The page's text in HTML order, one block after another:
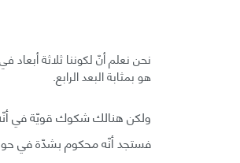
نحن نعلم أنّ لكوننا ثلاثة أبعاد
هو بمثابة البعد الرابع.
ولكن هنالك شكوك قويّة في
فستجد أنّه محكوم بشدّة في